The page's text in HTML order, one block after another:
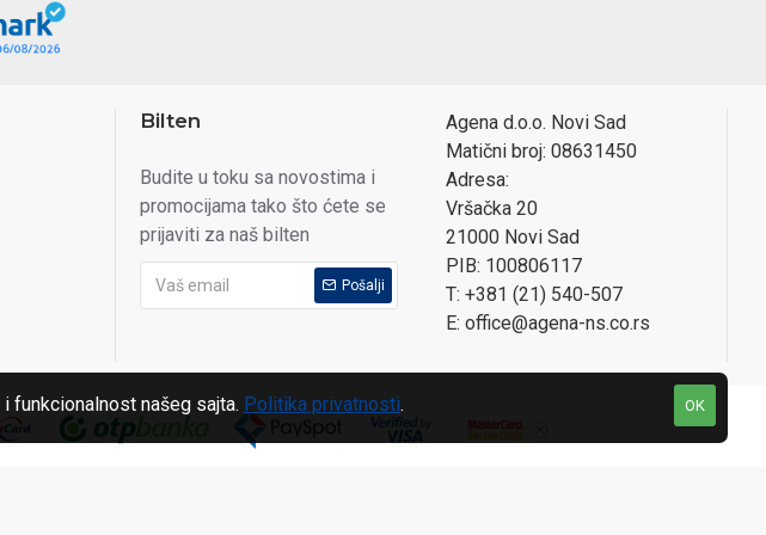
Bilten
Budite u toku sa novostima i
promocijama tako što ćete se
prijaviti za naš bilten
Pošalji
Agena d.o.o. Novi Sad
Matični broj: 08631450
Adresa:
Vršačka 20
21000 Novi Sad
PIB: 100806117
T: +381 (21) 540-507
E: office@agena-ns.co.rs
OK
funkcionalnost našeg sajta. Politika privatnosti.